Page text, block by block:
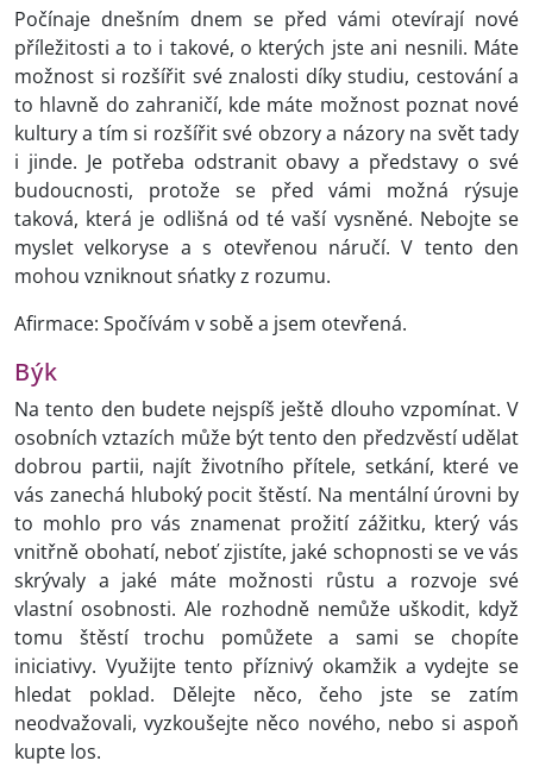
Počínaje dnešním dnem se před vámi otevírají nové
příležitosti a to i takové, o kterých jste ani nesnili. Máte
možnost si rozšířit své znalosti díky studiu, cestování a
to hlavně do zahraničí, kde máte možnost poznat nové
kultury a tím si rozšířit své obzory a názory na svět tady
i jinde. Je potřeba odstranit obavy a představy o své
budoucnosti, protože se před vámi možná rýsuje
taková, která je odlišná od té vaší vysněné. Nebojte se
myslet velkoryse a s otevřenou náručí. V tento den
mohou vzniknout sńatky z rozumu.
Afirmace: Spočívám v sobě a jsem otevřená.
Býk
Na tento den budete nejspíš ještě dlouho vzpomínat. V
osobních vztazích může být tento den předzvěstí udělat
dobrou partii, najít životního přítele, setkání, které ve
vás zanechá hluboký pocit štěstí. Na mentální úrovni by
to mohlo pro vás znamenat prožití zážitku, který vás
vnitřně obohatí, neboť zjistíte, jaké schopnosti se ve vás
skrývaly a jaké máte možnosti růstu a rozvoje své
vlastní osobnosti. Ale rozhodně nemůže uškodit, když
tomu štěstí trochu pomůžete a sami se chopíte
iniciativy. Využijte tento příznivý okamžik a vydejte se
hledat poklad. Dělejte něco, čeho jste se zatím
neodvažovali, vyzkoušejte něco nového, nebo si aspoň
kupte los.